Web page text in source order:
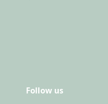
Follow us